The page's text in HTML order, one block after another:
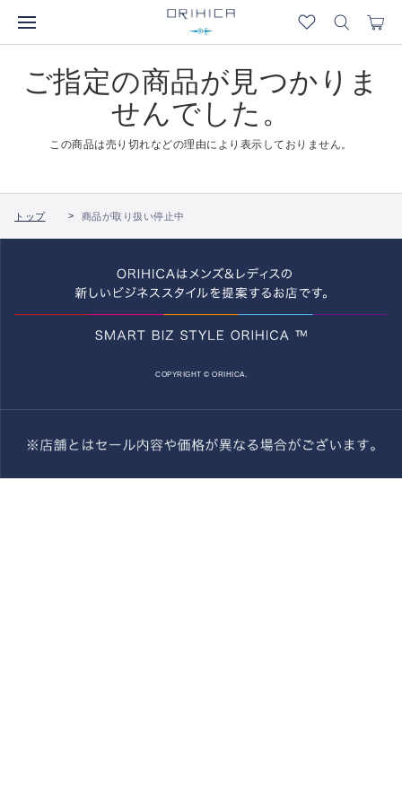
ご指定の商品が見つかりま
せんでした。
この商品は売り切れなどの理由により表示しておりません。
トップ 商品が取り扱い停止中
COPYRIGHT © ORIHICA.